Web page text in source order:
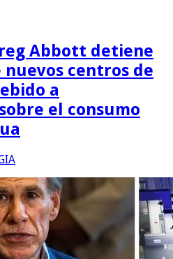
Abbott detiene
centros de
a
el consumo